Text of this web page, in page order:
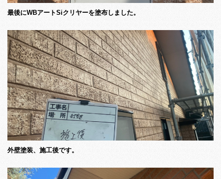
最後にWBアートSiクリヤーを塗布しました。
外壁塗装、施工後です。